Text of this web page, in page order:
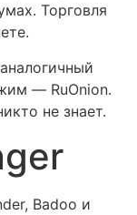
Торговля
— RuOnion.
не знает.
Badoo и